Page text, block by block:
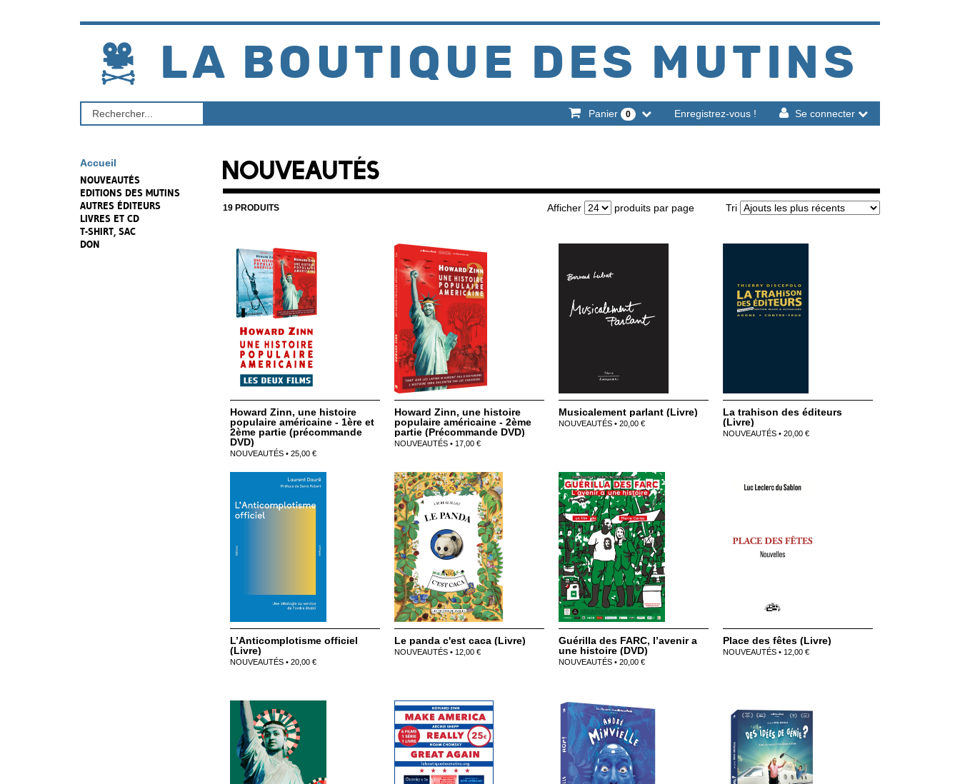
LA BOUTIQUE DES MUTINS
Rechercher
un
Enregistrez-vous ! Se connecter
Panier 0
Accueil
NOUVEAUTÉS
EDITIONS DES MUTINS
AUTRES ÉDITEURS
LIVRES ET CD
T-SHIRT, SAC
DON
NOUVEAUTÉS
19 PRODUITS Afficher produits par page Tri
Howard Zinn, une histoire
populaire américaine - 1ère et
2ème partie (précommande
DVD)
NOUVEAUTÉS • 25,00 €
Howard Zinn, une histoire
populaire américaine - 2ème
partie (Précommande DVD)
NOUVEAUTÉS • 17,00 €
Musicalement parlant (Livre)
NOUVEAUTÉS • 20,00 €
La trahison des éditeurs
(Livre)
NOUVEAUTÉS • 20,00 €
L’Anticomplotisme officiel
(Livre)
NOUVEAUTÉS • 20,00 €
Le panda c'est caca (Livre)
NOUVEAUTÉS • 12,00 €
Guérilla des FARC, l’avenir a
une histoire (DVD)
NOUVEAUTÉS • 20,00 €
Place des fêtes (Livre)
NOUVEAUTÉS • 12,00 €